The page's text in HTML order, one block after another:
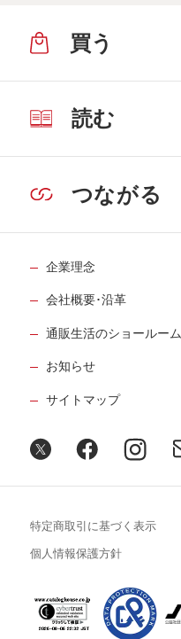
買う
読む
つながる
企業理念
会社概要･沿革
通販生活のショールーム
お知らせ
サイトマップ
特定商取引に基づく表示
個人情報保護方針